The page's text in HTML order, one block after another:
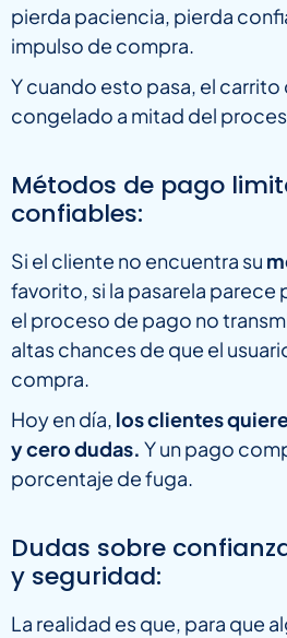
pierda paciencia, pierda
impulso de compra.
Y cuando esto pasa, el carrito
congelado a mitad del
Métodos de pago
confiables:
Si el cliente no encuentra su
favorito, si la pasarela parece
el proceso de pago no
altas chances de que el
compra.
Hoy en día, los clientes
y cero dudas. Y un pago
porcentaje de fuga.
Dudas sobre
y seguridad:
La realidad es que, para que